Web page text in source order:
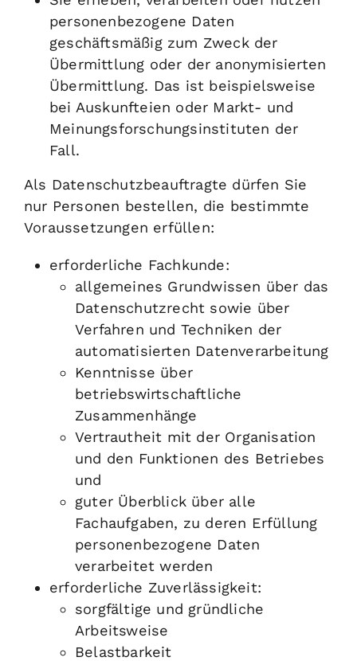
personenbezogene Daten
geschäftsmäßig zum Zweck der
Übermittlung oder der anonymisierten
Übermittlung. Das ist beispielsweise
bei Auskunfteien oder Markt- und
Meinungsforschungsinstituten der
Fall.
Als Datenschutzbeauftragte dürfen Sie
nur Personen bestellen, die bestimmte
Voraussetzungen erfüllen:
erforderliche Fachkunde:
allgemeines Grundwissen über das
Datenschutzrecht sowie über
Verfahren und Techniken der
automatisierten Datenverarbeitung
Kenntnisse über
betriebswirtschaftliche
Zusammenhänge
Vertrautheit mit der Organisation
und den Funktionen des Betriebes
und
guter Überblick über alle
Fachaufgaben, zu deren Erfüllung
personenbezogene Daten
verarbeitet werden
erforderliche Zuverlässigkeit:
sorgfältige und gründliche
Arbeitsweise
Belastbarkeit